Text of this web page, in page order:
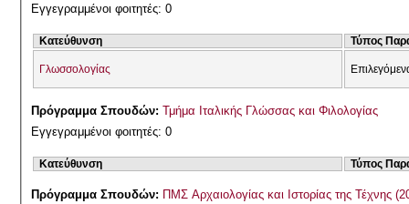
Εγγεγραμμένοι φοιτητές: 0
Κατεύθυνση Τύπος
Γλωσσολογίας
Πρόγραμμα Σπουδών:Τμήμα Ιταλικής Γλώσσας και Φιλολογίας
Εγγεγραμμένοι φοιτητές: 0
Κατεύθυνση Τύπος
Πρόγραμμα Σπουδών: ΠΜΣ Αρχαιολογίας και Ιστορίας της Τέχνης